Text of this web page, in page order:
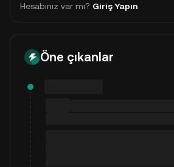
Hesabınız var mı? Giriş Yapın
Öne çıkanlar